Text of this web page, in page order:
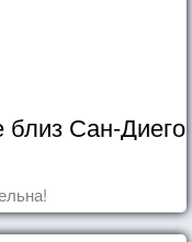
близ Сан-Диего